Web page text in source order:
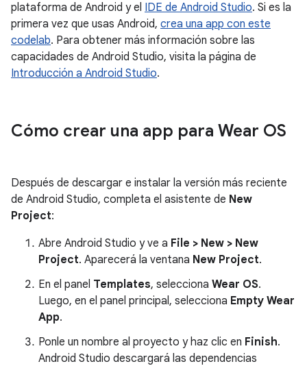
plataforma de Android y el IDE de Android Studio. Si es la
primera vez que usas Android, crea una app con este
codelab. Para obtener más información sobre las
capacidades de Android Studio, visita la página de
Introducción a Android Studio.
Cómo crear una app para Wear OS
Después de descargar e instalar la versión más reciente
de Android Studio, completa el asistente de New
Project:
Abre Android Studio y ve a File > New > New
Project. Aparecerá la ventana New Project.
En el panel Templates, selecciona Wear OS.
Luego, en el panel principal, selecciona Empty Wear
App.
Ponle un nombre al proyecto y haz clic en Finish.
Android Studio descargará las dependencias